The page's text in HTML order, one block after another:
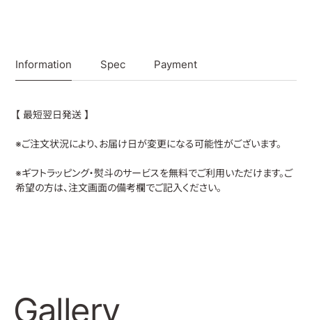
Information Spec Payment
【 最短翌日発送 】
※ご注文状況により、お届け日が変更になる可能性がございます。
※ギフトラッピング・熨斗のサービスを無料でご利用いただけます。ご
希望の方は、注文画面の備考欄でご記入ください。
Gallery